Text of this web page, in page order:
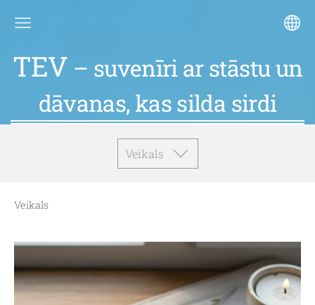
TEV – suvenīri ar stāstu un
dāvanas, kas silda sirdi
Veikals
Veikals